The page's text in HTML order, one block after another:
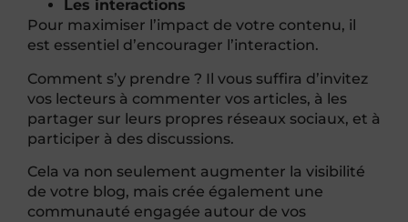
Les interactions
Pour maximiser l’impact de votre contenu, il
est essentiel d’encourager l’interaction.
Comment s’y prendre ? Il vous suffira d’invitez
vos lecteurs à commenter vos articles, à les
partager sur leurs propres réseaux sociaux, et à
participer à des discussions.
Cela va non seulement augmenter la visibilité
de votre blog, mais crée également une
communauté engagée autour de vos